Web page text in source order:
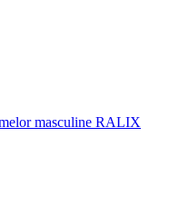
masculine RALIX